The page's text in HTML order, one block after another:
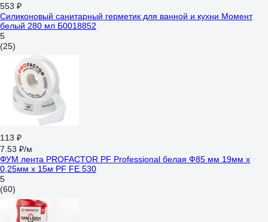
553 ₽
Силиконовый санитарный герметик для ванной и кухни Момент
белый 280 мл Б0018852
5
(25)
113 ₽
7.53 ₽/м
ФУМ лента PROFACTOR PF Professional белая Ф85 мм 19мм х
0,25мм х 15м PF FE 530
5
(60)